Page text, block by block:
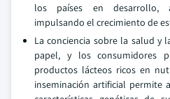
los países en desarrollo,
impulsando el crecimiento de
La conciencia sobre la salud y
papel, y los consumidores
productos lácteos ricos en
inseminación artificial permite